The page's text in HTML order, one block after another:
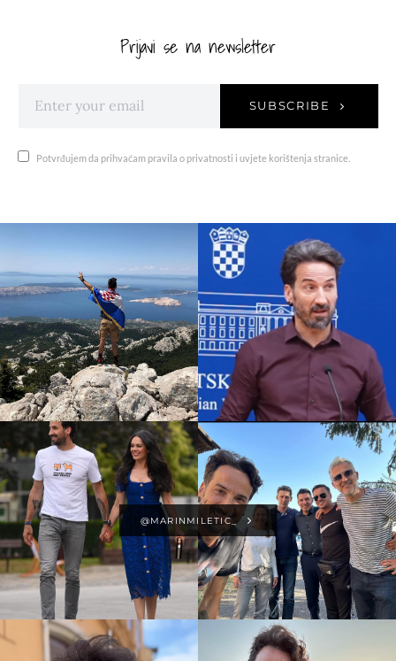
Prijavi se na newsletter
SUBSCRIBE
Potvrđujem da prihvaćam pravila o privatnosti i uvjete korištenja stranice.
@MARINMILETIC_